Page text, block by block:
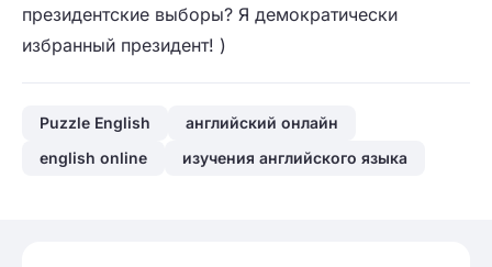
президентские выборы? Я демократически
избранный президент! )
Puzzle English
английский онлайн
english online
изучения английского языка